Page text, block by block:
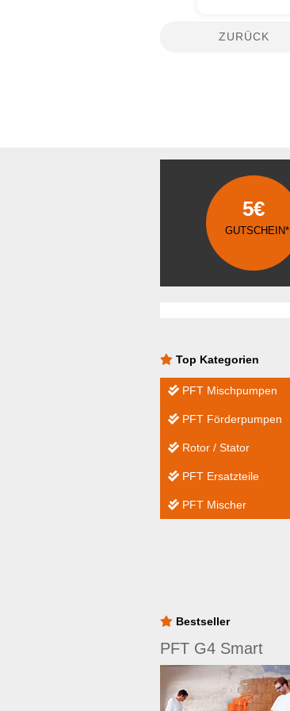
ZURÜCK
5€
GUTSCHEIN*
Top Kategorien
PFT Mischpumpen
PFT Förderpumpen
Rotor / Stator
PFT Ersatzteile
PFT Mischer
Bestseller
PFT G4 Smart